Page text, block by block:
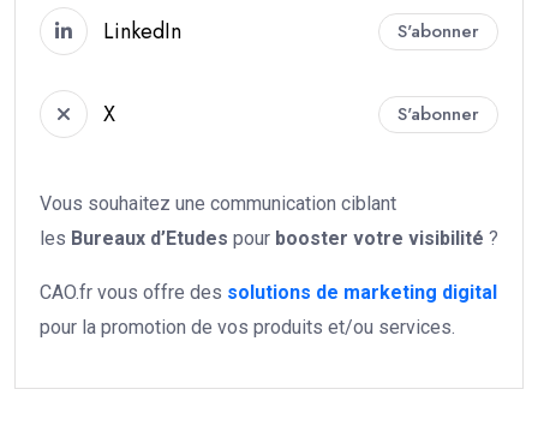
LinkedIn S'abonner
X S'abonner
Vous souhaitez une communication ciblant
les Bureaux d’Etudes pour booster votre visibilité ?
CAO.fr vous offre des solutions de marketing digital
pour la promotion de vos produits et/ou services.